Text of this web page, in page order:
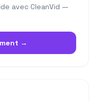
avec CleanVid —
→